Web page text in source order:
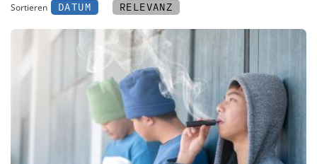
Sortieren DATUM RELEVANZ